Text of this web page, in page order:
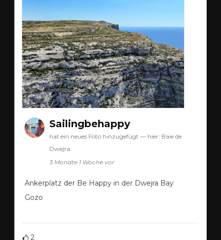
Sailingbehappy
hat ein neues Foto hinzugefügt — hier: Baie de
Dwejra.
3 Monate 1 Woche vor
Ankerplatz der Be Happy in der Dwejra Bay
Gozo
2